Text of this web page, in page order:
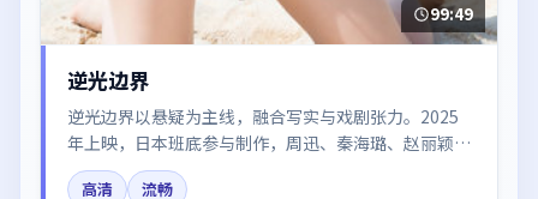
99:49
逆光边界
逆光边界以悬疑为主线，融合写实与戏剧张力。2025
年上映，日本班底参与制作，周迅、秦海璐、赵丽颖、
胡歌在片中呈现细腻表演，影像风格统一，配乐与剪辑
高清
流畅